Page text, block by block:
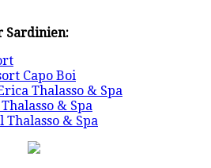
Sardinien:
Capo Boi
Thalasso & Spa
& Spa
Thalasso & Spa